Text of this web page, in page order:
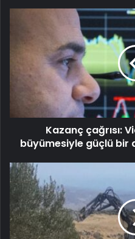
Kazanç çağrısı:
büyümesiyle güçlü bir